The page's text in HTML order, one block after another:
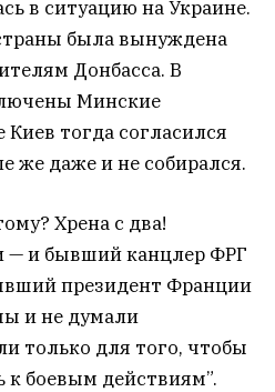
в ситуацию на Украине.
была вынуждена
Донбасса. В
Минские
тогда согласился
же даже и не собирался.
Хрена с два!
— и бывший канцлер ФРГ
президент Франции
и не думали
только для того, чтобы
к боевым действиям”.